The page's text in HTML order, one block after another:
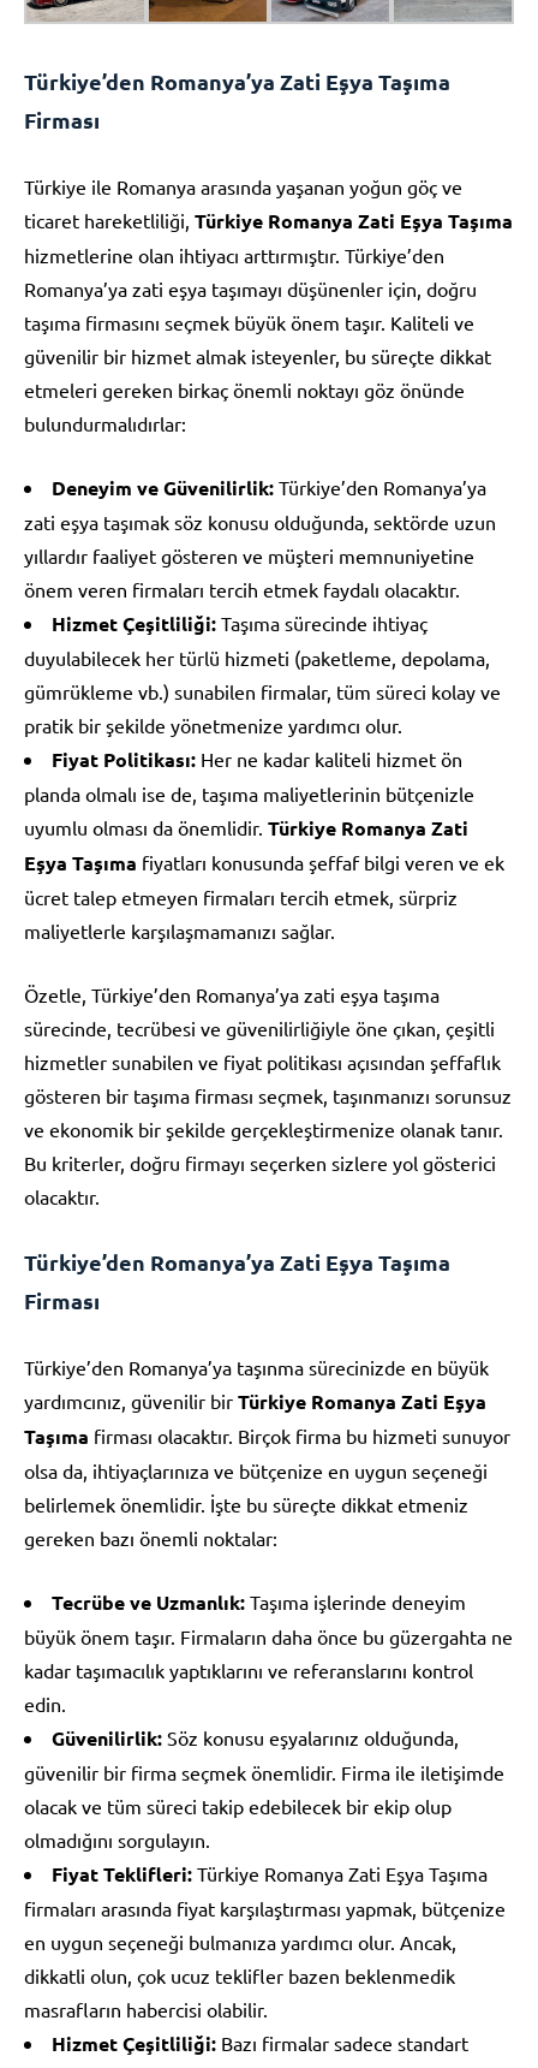
Türkiye’den Romanya’ya Zati Eşya Taşıma
Firması
Türkiye ile Romanya arasında yaşanan yoğun göç ve
ticaret hareketliliği, Türkiye Romanya Zati Eşya Taşıma
hizmetlerine olan ihtiyacı arttırmıştır. Türkiye’den
Romanya’ya zati eşya taşımayı düşünenler için, doğru
taşıma firmasını seçmek büyük önem taşır. Kaliteli ve
güvenilir bir hizmet almak isteyenler, bu süreçte dikkat
etmeleri gereken birkaç önemli noktayı göz önünde
bulundurmalıdırlar:
Deneyim ve Güvenilirlik: Türkiye’den Romanya’ya
zati eşya taşımak söz konusu olduğunda, sektörde uzun
yıllardır faaliyet gösteren ve müşteri memnuniyetine
önem veren firmaları tercih etmek faydalı olacaktır.
Hizmet Çeşitliliği: Taşıma sürecinde ihtiyaç
duyulabilecek her türlü hizmeti (paketleme, depolama,
gümrükleme vb.) sunabilen firmalar, tüm süreci kolay ve
pratik bir şekilde yönetmenize yardımcı olur.
Fiyat Politikası: Her ne kadar kaliteli hizmet ön
planda olmalı ise de, taşıma maliyetlerinin bütçenizle
uyumlu olması da önemlidir. Türkiye Romanya Zati
Eşya Taşıma fiyatları konusunda şeffaf bilgi veren ve ek
ücret talep etmeyen firmaları tercih etmek, sürpriz
maliyetlerle karşılaşmamanızı sağlar.
Özetle, Türkiye’den Romanya’ya zati eşya taşıma
sürecinde, tecrübesi ve güvenilirliğiyle öne çıkan, çeşitli
hizmetler sunabilen ve fiyat politikası açısından şeffaflık
gösteren bir taşıma firması seçmek, taşınmanızı sorunsuz
ve ekonomik bir şekilde gerçekleştirmenize olanak tanır.
Bu kriterler, doğru firmayı seçerken sizlere yol gösterici
olacaktır.
Türkiye’den Romanya’ya Zati Eşya Taşıma
Firması
Türkiye’den Romanya’ya taşınma sürecinizde en büyük
yardımcınız, güvenilir bir Türkiye Romanya Zati Eşya
Taşıma firması olacaktır. Birçok firma bu hizmeti sunuyor
olsa da, ihtiyaçlarınıza ve bütçenize en uygun seçeneği
belirlemek önemlidir. İşte bu süreçte dikkat etmeniz
gereken bazı önemli noktalar:
Tecrübe ve Uzmanlık: Taşıma işlerinde deneyim
büyük önem taşır. Firmaların daha önce bu güzergahta ne
kadar taşımacılık yaptıklarını ve referanslarını kontrol
edin.
Güvenilirlik: Söz konusu eşyalarınız olduğunda,
güvenilir bir firma seçmek önemlidir. Firma ile iletişimde
olacak ve tüm süreci takip edebilecek bir ekip olup
olmadığını sorgulayın.
Fiyat Teklifleri: Türkiye Romanya Zati Eşya Taşıma
firmaları arasında fiyat karşılaştırması yapmak, bütçenize
en uygun seçeneği bulmanıza yardımcı olur. Ancak,
dikkatli olun, çok ucuz teklifler bazen beklenmedik
masrafların habercisi olabilir.
Hizmet Çeşitliliği: Bazı firmalar sadece standart